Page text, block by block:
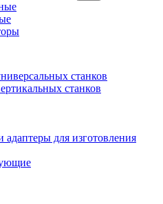
станков
станков
для изготовления